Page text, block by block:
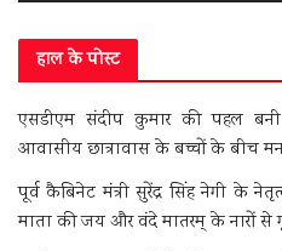
हाल के पोस्ट
एसडीएम संदीप कुमार की पहल
आवासीय छात्रावास के बच्चों के बीच
पूर्व कैबिनेट मंत्री सुरेंद्र सिंह नेगी के
माता की जय और वंदे मातरम् के नारों से